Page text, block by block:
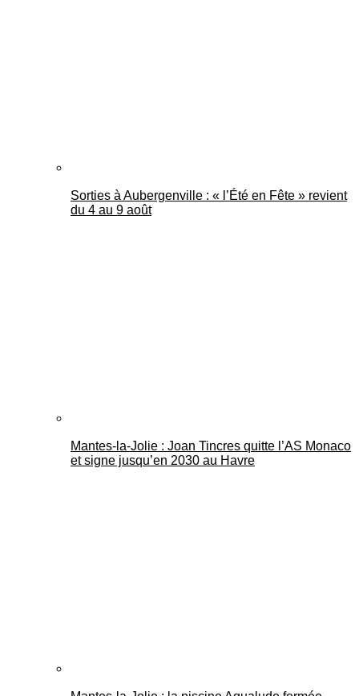
Sorties à Aubergenville : « l’Été en Fête » revient
du 4 au 9 août
Mantes-la-Jolie : Joan Tincres quitte l’AS Monaco
et signe jusqu’en 2030 au Havre